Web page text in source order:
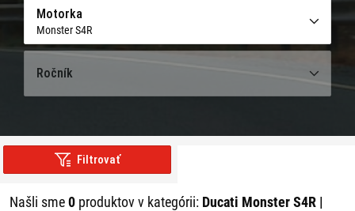
Motorka
Monster S4R
Ročník
Filtrovať
Našli sme0 produktov v kategórii: Ducati Monster S4R |